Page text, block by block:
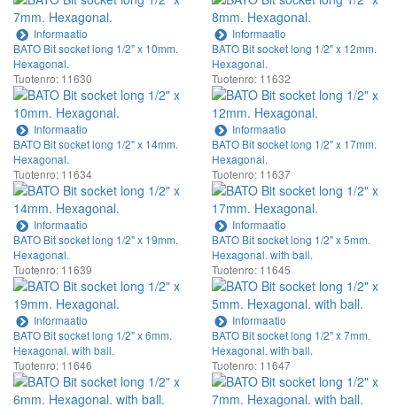
Informaatio
Informaatio
BATO Bit socket long 1/2" x 10mm.
Hexagonal.
Tuotenro: 11630
Informaatio
BATO Bit socket long 1/2" x 12mm.
Hexagonal.
Tuotenro: 11632
Informaatio
BATO Bit socket long 1/2" x 14mm.
Hexagonal.
Tuotenro: 11634
Informaatio
BATO Bit socket long 1/2" x 17mm.
Hexagonal.
Tuotenro: 11637
Informaatio
BATO Bit socket long 1/2" x 19mm.
Hexagonal.
Tuotenro: 11639
Informaatio
BATO Bit socket long 1/2" x 5mm.
Hexagonal. with ball.
Tuotenro: 11645
Informaatio
BATO Bit socket long 1/2" x 6mm.
Hexagonal. with ball.
Tuotenro: 11646
BATO Bit socket long 1/2" x 7mm.
Hexagonal. with ball.
Tuotenro: 11647